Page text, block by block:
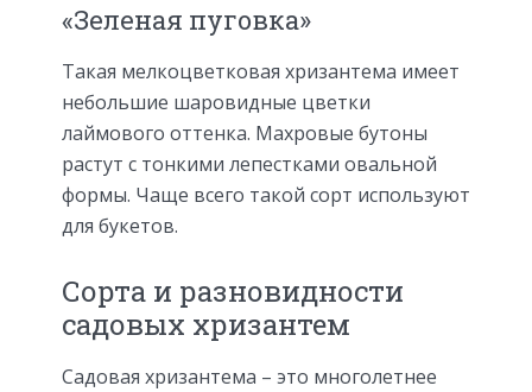
«Зеленая пуговка»
Такая мелкоцветковая хризантема имеет
небольшие шаровидные цветки
лаймового оттенка. Махровые бутоны
растут с тонкими лепестками овальной
формы. Чаще всего такой сорт используют
для букетов.
Сорта и разновидности
садовых хризантем
Садовая хризантема – это многолетнее